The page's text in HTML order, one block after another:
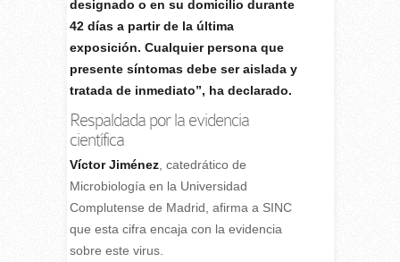
designado o en su domicilio durante
42 días a partir de la última
exposición. Cualquier persona que
presente síntomas debe ser aislada y
tratada de inmediato”, ha declarado.
Respaldada por la evidencia
científica
Víctor Jiménez, catedrático de
Microbiología en la Universidad
Complutense de Madrid, afirma a SINC
que esta cifra encaja con la evidencia
sobre este virus.